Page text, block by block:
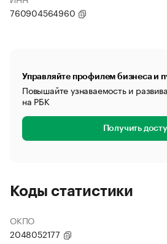
760904564960
Управляйте профилем бизнеса и
Повышайте узнаваемость и
на РБК
Получить
Коды статистики
ОКПО
2048052177